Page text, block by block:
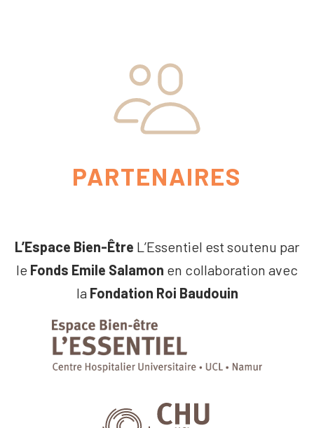
PARTENAIRES
L’Espace Bien-Être L’Essentiel est soutenu par
le Fonds Emile Salamon en collaboration avec
la Fondation Roi Baudouin